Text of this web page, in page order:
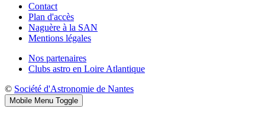
Contact
Plan d'accès
Naguère à la SAN
Mentions légales
Nos partenaires
Clubs astro en Loire Atlantique
© Société d'Astronomie de Nantes
Mobile Menu Toggle